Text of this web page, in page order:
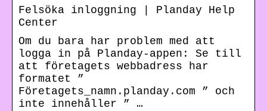
Felsöka inloggning | Planday Help
Center
Om du bara har problem med att
logga in på Planday-appen: Se till
att företagets webbadress har
formatet ”
Företagets_namn.planday.com ” och
inte innehåller ” …